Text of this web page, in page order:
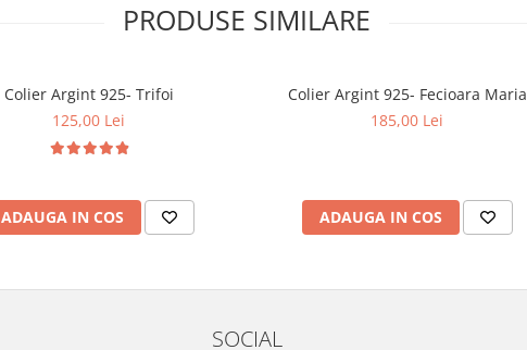
PRODUSE SIMILARE
Colier Argint 925- Trifoi
125,00 Lei
ADAUGA IN COS
Colier Argint 925- Fecioara Maria
185,00 Lei
ADAUGA IN COS
SOCIAL